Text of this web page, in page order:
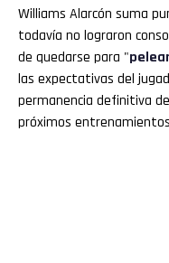
Williams Alarcón suma
todavía no lograron
de quedarse para "
las expectativas del
permanencia definitiva
próximos